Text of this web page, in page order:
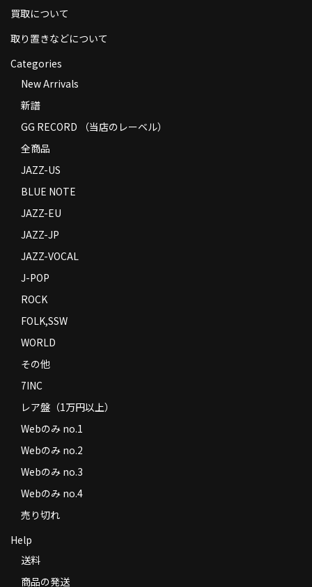
返品
コンディション
特定商取引法に基づく表示
Contact
買取について
取り置きなどについて
Categories
New Arrivals
新譜
GG RECORD （当店のレーベル）
全商品
JAZZ-US
BLUE NOTE
JAZZ-EU
JAZZ-JP
JAZZ-VOCAL
J-POP
ROCK
FOLK,SSW
WORLD
その他
7INC
レア盤（1万円以上）
Webのみ no.1
Webのみ no.2
Webのみ no.3
Webのみ no.4
売り切れ
Help
送料
商品の発送